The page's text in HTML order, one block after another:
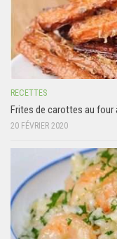
RECETTES
Frites de carottes au four
20 FÉVRIER 2020